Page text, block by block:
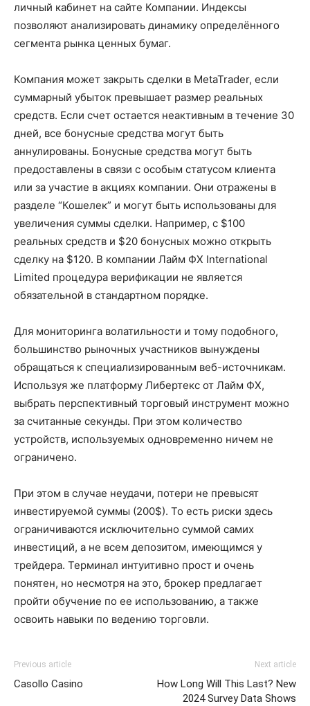
личный кабинет на сайте Компании. Индексы
позволяют анализировать динамику определённого
сегмента рынка ценных бумаг.
Компания может закрыть сделки в MetaTrader, если
суммарный убыток превышает размер реальных
средств. Если счет остается неактивным в течение 30
дней, все бонусные средства могут быть
аннулированы. Бонусные средства могут быть
предоставлены в связи с особым статусом клиента
или за участие в акциях компании. Они отражены в
разделе “Кошелек” и могут быть использованы для
увеличения суммы сделки. Например, с $100
реальных средств и $20 бонусных можно открыть
сделку на $120. В компании Лайм ФХ International
Limited процедура верификации не является
обязательной в стандартном порядке.
Для мониторинга волатильности и тому подобного,
большинство рыночных участников вынуждены
обращаться к специализированным веб-источникам.
Используя же платформу Либертекс от Лайм ФХ,
выбрать перспективный торговый инструмент можно
за считанные секунды. При этом количество
устройств, используемых одновременно ничем не
ограничено.
При этом в случае неудачи, потери не превысят
инвестируемой суммы (200$). То есть риски здесь
ограничиваются исключительно суммой самих
инвестиций, а не всем депозитом, имеющимся у
трейдера. Терминал интуитивно прост и очень
понятен, но несмотря на это, брокер предлагает
пройти обучение по ее использованию, а также
освоить навыки по ведению торговли.
Previous article
Casollo Casino
Next article
How Long Will This Last? New
2024 Survey Data Shows